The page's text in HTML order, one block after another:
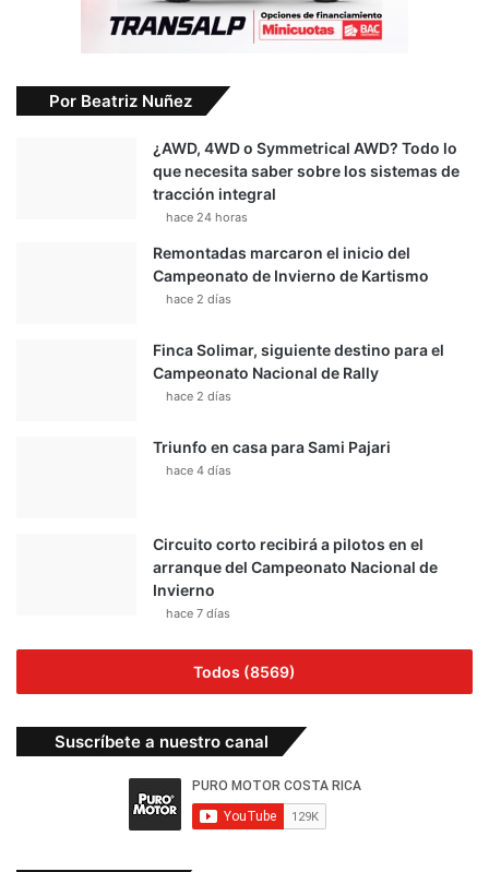
Por Beatriz Nuñez
¿AWD, 4WD o Symmetrical AWD? Todo lo
que necesita saber sobre los sistemas de
tracción integral
hace 24 horas
Remontadas marcaron el inicio del
Campeonato de Invierno de Kartismo
hace 2 días
Finca Solimar, siguiente destino para el
Campeonato Nacional de Rally
hace 2 días
Triunfo en casa para Sami Pajari
hace 4 días
Circuito corto recibirá a pilotos en el
arranque del Campeonato Nacional de
Invierno
hace 7 días
Todos (8569)
Suscríbete a nuestro canal